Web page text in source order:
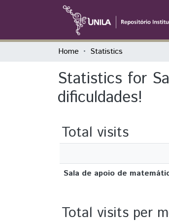
Home Statistics
Statistics for
dificuldades!
Total visits
Sala de apoio de
Total visits per